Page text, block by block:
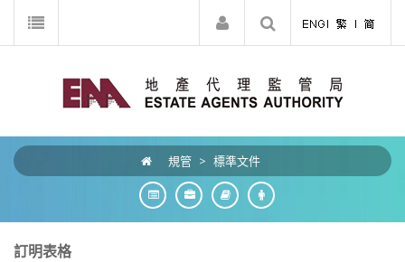
規管 > 標準文件
訂明表格